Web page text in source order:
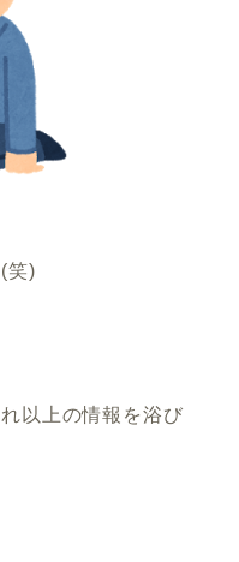
笑)
以上の情報を浴び